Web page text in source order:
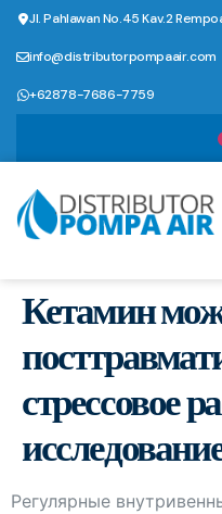
Jl. Pahlawan No.45 Kav.2
info@distributorpompaair.com
+62878-7686-7759
Кетамин
стрессовое
Регулярные